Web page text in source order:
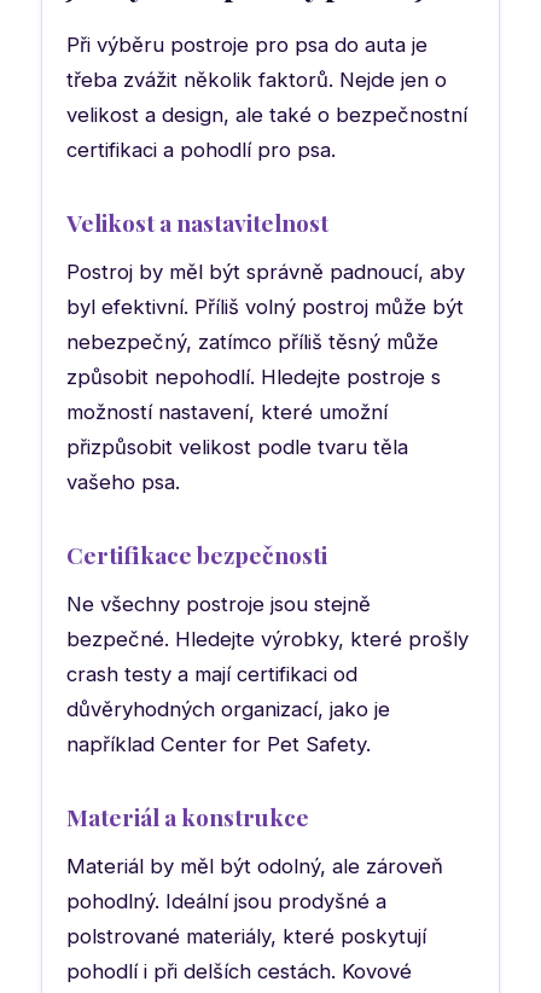
Při výběru postroje pro psa do auta je
třeba zvážit několik faktorů. Nejde jen o
velikost a design, ale také o bezpečnostní
certifikaci a pohodlí pro psa.
Velikost a nastavitelnost
Postroj by měl být správně padnoucí, aby
byl efektivní. Příliš volný postroj může být
nebezpečný, zatímco příliš těsný může
způsobit nepohodlí. Hledejte postroje s
možností nastavení, které umožní
přizpůsobit velikost podle tvaru těla
vašeho psa.
Certifikace bezpečnosti
Ne všechny postroje jsou stejně
bezpečné. Hledejte výrobky, které prošly
crash testy a mají certifikaci od
důvěryhodných organizací, jako je
například Center for Pet Safety.
Materiál a konstrukce
Materiál by měl být odolný, ale zároveň
pohodlný. Ideální jsou prodyšné a
polstrované materiály, které poskytují
pohodlí i při delších cestách. Kovové